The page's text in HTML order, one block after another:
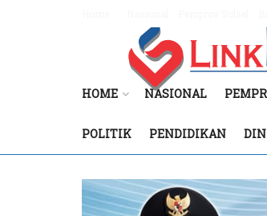
HOME NASIONAL
POLITIK PENDIDIKAN